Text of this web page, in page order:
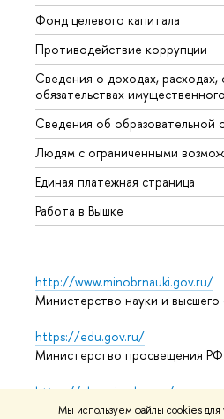
Мы используем файлы cookies для
Фонд целевого капитала
Противодействие коррупции
Сведения о доходах,
обязательствах
Сведения об образовательной
Людям с ограниченными
Единая платежная страница
Работа в Вышке
http://www.minobrnauki.gov.ru/
Министерство науки и высшего
https://edu.gov.ru/
Министерство просвещения РФ
https://elearning.hse.ru/mooc
Массовые открытые онлайн-